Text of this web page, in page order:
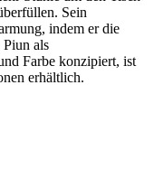
Sein
indem er die
als
Farbe konzipiert, ist
erhältlich.